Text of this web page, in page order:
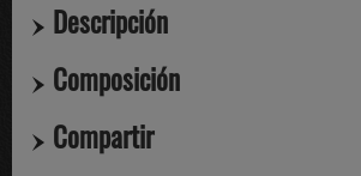
Descripción
Composición
Compartir